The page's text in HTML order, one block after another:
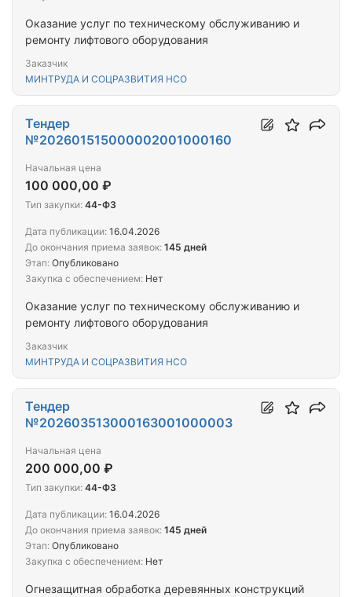
Оказание услуг по техническому обслуживанию и
ремонту лифтового оборудования
Заказчик
МИНТРУДА И СОЦРАЗВИТИЯ НСО
Оказание услуг по техническому обслуживанию и
ремонту лифтового оборудования
Заказчик
МИНТРУДА И СОЦРАЗВИТИЯ НСО
Тендер
№202601515000002001000160
Начальная цена
100 000,00 ₽
Тип закупки: 44-ФЗ
Дата публикации: 16.04.2026
До окончания приема заявок: 145 дней
Этап: Опубликовано
Закупка с обеспечением: Нет
Огнезащитная обработка деревянных конструкций
Тендер
№202603513000163001000003
Начальная цена
200 000,00 ₽
Тип закупки: 44-ФЗ
Дата публикации: 16.04.2026
До окончания приема заявок: 145 дней
Этап: Опубликовано
Закупка с обеспечением: Нет